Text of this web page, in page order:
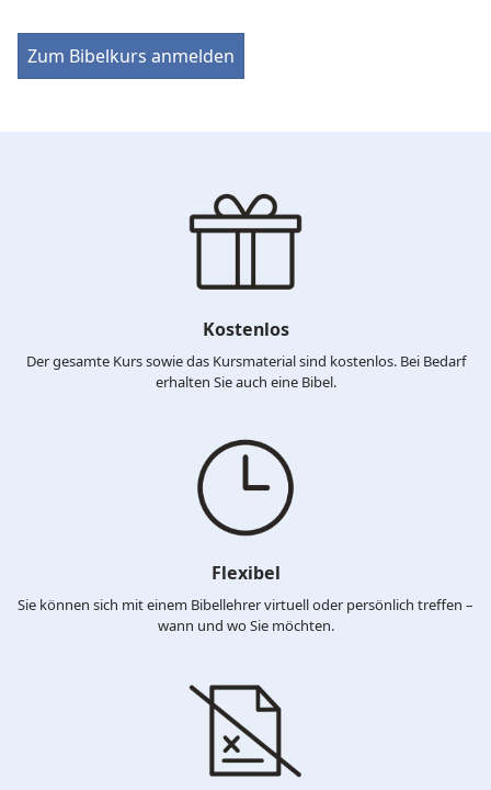
Zum Bibelkurs anmelden
Kostenlos
Der gesamte Kurs sowie das Kursmaterial sind kostenlos. Bei Bedarf
erhalten Sie auch eine Bibel.
Flexibel
Sie können sich mit einem Bibellehrer virtuell oder persönlich treffen –
wann und wo Sie möchten.